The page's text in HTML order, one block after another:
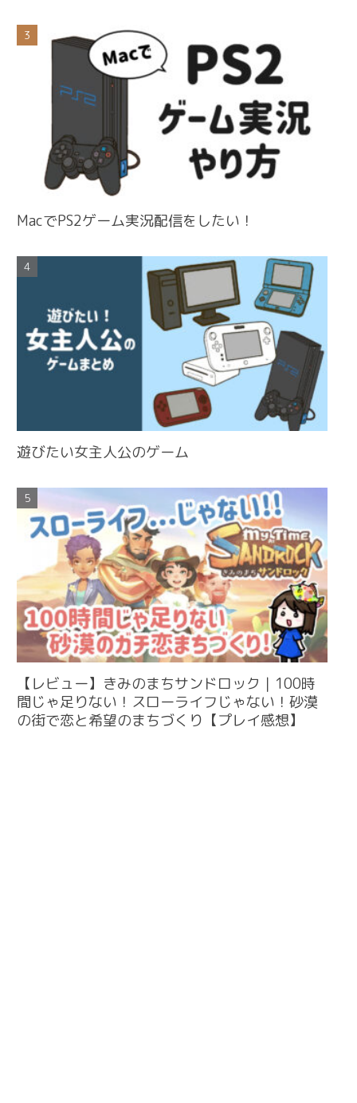
MacでPS2ゲーム実況配信をしたい！
遊びたい女主人公のゲーム
【レビュー】きみのまちサンドロック｜100時
間じゃ足りない！スローライフじゃない！砂漠
の街で恋と希望のまちづくり【プレイ感想】